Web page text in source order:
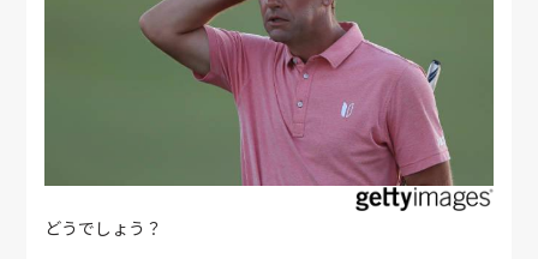
どうでしょう？